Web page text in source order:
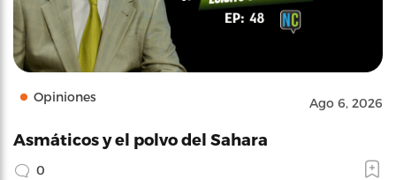
Opiniones Ago 6, 2026
Asmáticos y el polvo del Sahara
0